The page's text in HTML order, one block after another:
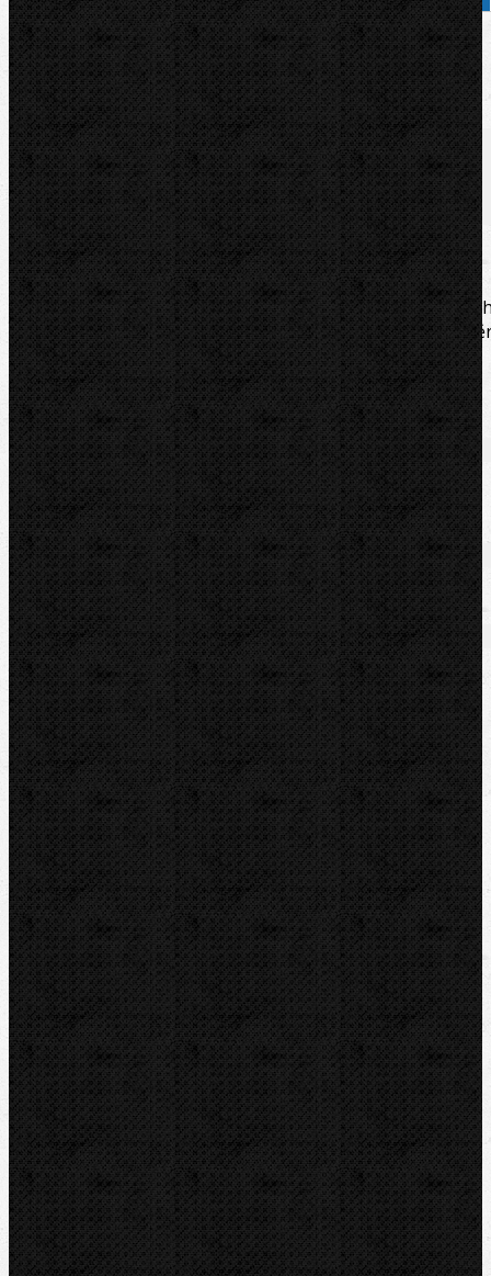
Přidat do košíku
Kód zboží: 44185
Značka:
RIDGID
Popis
Soubory/Odkazy
Zařazení
Komentáře (0)
Ridgid originální náhradní řezné kolečko do
a čtyřkolečkových řezáků na ocel a tvárnou litinu,
břitu 11 mm, model E-1032
Soubory/Odkazy
Katalogový list
Zařazení
Dělení trubek
Dělení trubek / Řezné kolečka na ocel
Komentáře
Přidat komentář
Sortiment
Akce
Mechanické
Elektrické
Hydraulické
Elektro-hydraulické
Strojní